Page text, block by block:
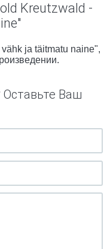
Kreutzwald -
ja täitmatu naine",
Ваш